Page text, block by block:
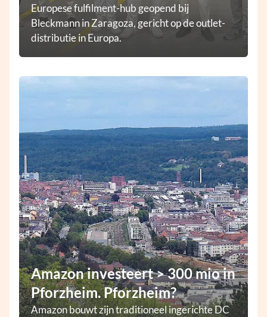
Europese fulfilment-hub geopend bij
Bleckmann in Zaragoza, gericht op de outlet-
distributie in Europa.
Amazon investeert > 300 mio in
Pforzheim. Pforzheim?
Amazon bouwt zijn traditioneel ingerichte DC